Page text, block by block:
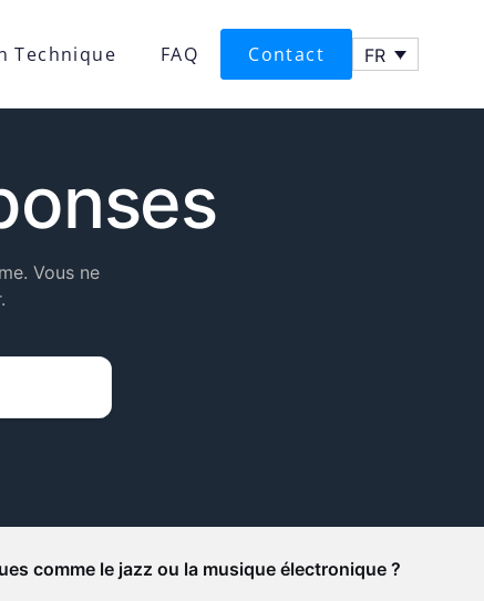
Technique FAQ Contact FR
Vous ne
comme le jazz ou la musique électronique ?